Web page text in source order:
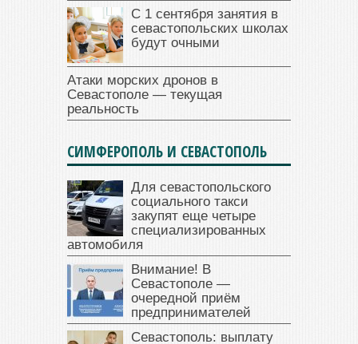
С 1 сентября занятия в
севастопольских школах
будут очными
Атаки морских дронов в
Севастополе — текущая
реальность
СИМФЕРОПОЛЬ И СЕВАСТОПОЛЬ
Для севастопольского
социального такси
закупят еще четыре
специализированных
автомобиля
Внимание! В
Севастополе —
очередной приём
предпринимателей
Севастополь: выплату